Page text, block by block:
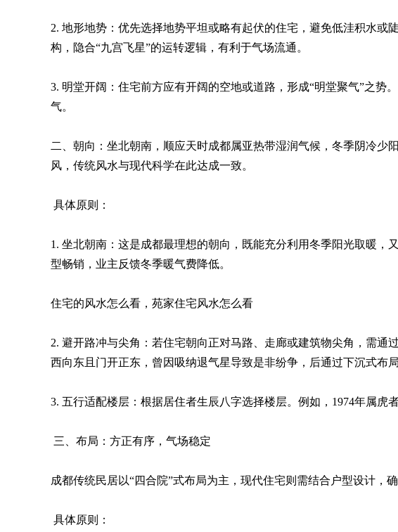
2. 地形地势：优先选择地势平坦或略有起伏的住宅，避免低洼积水或
构，隐合“九宫飞星”的运转逻辑，有利于气场流通。
3. 明堂开阔：住宅前方应有开阔的空地或道路，形成“明堂聚气”之势
气。
二、朝向：坐北朝南，顺应天时成都属亚热带湿润气候，冬季阴冷少
风，传统风水与现代科学在此达成一致。
具体原则：
1. 坐北朝南：这是成都最理想的朝向，既能充分利用冬季阳光取暖，
型畅销，业主反馈冬季暖气费降低。
住宅的风水怎么看，苑家住宅风水怎么看
2. 避开路冲与尖角：若住宅朝向正对马路、走廊或建筑物尖角，需通
西向东且门开正东，曾因吸纳退气星导致是非纷争，后通过下沉式布局
3. 五行适配楼层：根据居住者生辰八字选择楼层。例如，1974年属虎
三、布局：方正有序，气场稳定
成都传统民居以“四合院”式布局为主，现代住宅则需结合户型设计，
具体原则：